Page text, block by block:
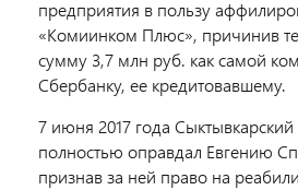
предприятия в пользу
«Комиинком Плюс», причинив
сумму 3,7 млн руб. как самой
Сбербанку, ее кредитовавшему.
7 июня 2017 года Сыктывкарский
полностью оправдал Евгению
признав за ней право на